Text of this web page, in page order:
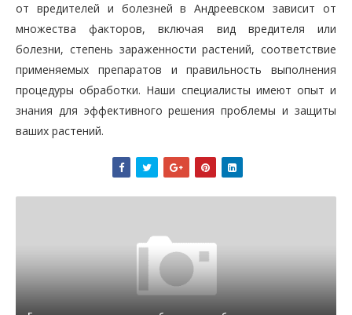
от вредителей и болезней в Андреевском зависит от
множества факторов, включая вид вредителя или
болезни, степень зараженности растений, соответствие
применяемых препаратов и правильность выполнения
процедуры обработки. Наши специалисты имеют опыт и
знания для эффективного решения проблемы и защиты
ваших растений.